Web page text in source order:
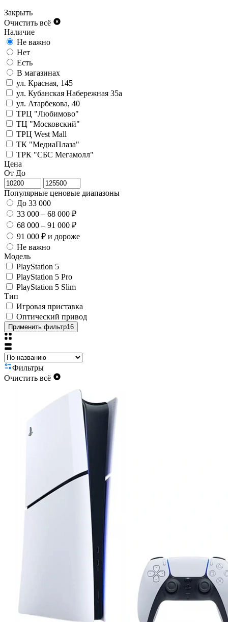
Закрыть
Очистить всё
Наличие
Не важно
Нет
Есть
В магазинах
ул. Красная, 145
ул. Кубанская Набережная 35а
ул. Атарбекова, 40
ТРЦ "Любимово"
ТЦ "Московский"
ТРЦ West Mall
ТК "МедиаПлаза"
ТРК "СБС Мегамолл"
Цена
От До
Популярные ценовые диапазоны
До 33 000
33 000 – 68 000 ₽
68 000 – 91 000 ₽
91 000 ₽ и дороже
Не важно
Модель
PlayStation 5
PlayStation 5 Pro
PlayStation 5 Slim
Тип
Игровая приставка
Оптический привод
Применить фильтр16
Фильтры
Очистить всё